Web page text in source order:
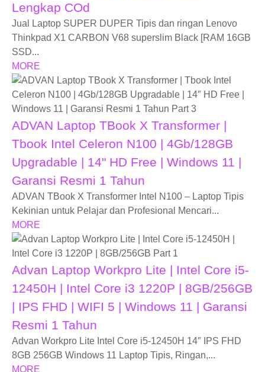
Lengkap COd
Jual Laptop SUPER DUPER Tipis dan ringan Lenovo
Thinkpad X1 CARBON V68 superslim Black [RAM 16GB
SSD...
MORE
ADVAN Laptop TBook X Transformer |
Tbook Intel Celeron N100 | 4Gb/128GB
Upgradable | 14" HD Free | Windows 11 |
Garansi Resmi 1 Tahun
ADVAN TBook X Transformer Intel N100 – Laptop Tipis
Kekinian untuk Pelajar dan Profesional Mencari...
MORE
Advan Laptop Workpro Lite | Intel Core i5-
12450H | Intel Core i3 1220P | 8GB/256GB
| IPS FHD | WIFI 5 | Windows 11 | Garansi
Resmi 1 Tahun
Advan Workpro Lite Intel Core i5-12450H 14″ IPS FHD
8GB 256GB Windows 11 Laptop Tipis, Ringan,...
MORE